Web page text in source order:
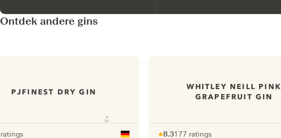
Ontdek andere gins
PJFINEST DRY GIN
WHITLEY NEILL PINK
GRAPEFRUIT GIN
8.3177 ratings